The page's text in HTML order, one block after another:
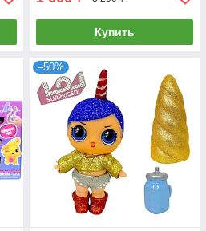
Купить
–50%